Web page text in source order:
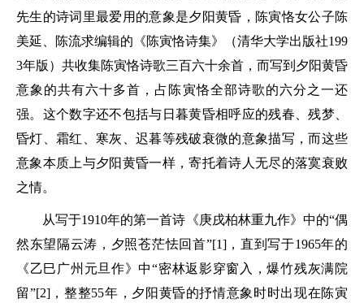
先生的诗词里最爱用的意象是夕阳黄昏，陈寅恪女公子陈
美延、陈流求编辑的《陈寅恪诗集》（清华大学出版社199
3年版）共收集陈寅恪诗歌三百六十余首，而写到夕阳黄昏
意象的共有六十多首，占陈寅恪全部诗歌的六分之一还
强。这个数字还不包括与日暮黄昏相呼应的残春、残梦、
昏灯、霜红、寒灰、迟暮等残破衰微的意象描写，而这些
意象本质上与夕阳黄昏一样，寄托着诗人无尽的落寞衰败
之情。
从写于1910年的第一首诗《庚戌柏林重九作》中的“偶
然东望隔云涛，夕照苍茫怯回首”[1]，直到写于1965年的
《乙巳广州元旦作》中“密林返影穿窗入，爆竹残灰满院
留”[2]，整整55年，夕阳黄昏的抒情意象时时出现在陈寅